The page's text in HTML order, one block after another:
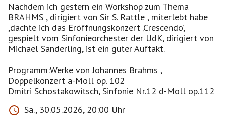
Nachdem ich gestern ein Workshop zum Thema
BRAHMS , dirigiert von Sir S. Rattle , miterlebt habe
,dachte ich das Eröffnungskonzert ‚Crescendo’,
gespielt vom Sinfonieorchester der UdK, dirigiert von
Michael Sanderling, ist ein guter Auftakt.
Programm:Werke von Johannes Brahms ,
Doppelkonzert a-Moll op. 102
Dmitri Schostakowitsch, Sinfonie Nr.12 d-Moll op.112
Sa., 30.05.2026, 20:00 Uhr